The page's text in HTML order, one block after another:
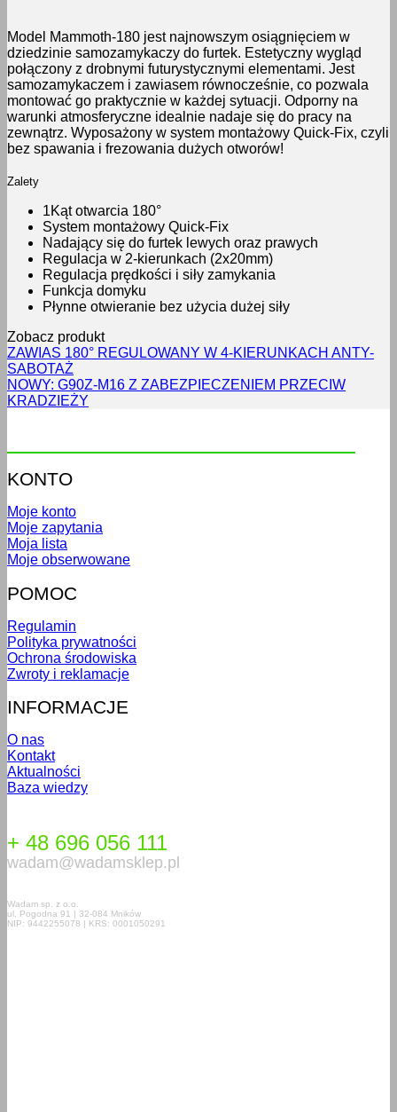
Model Mammoth-180 jest najnowszym osiągnięciem w
dziedzinie samozamykaczy do furtek. Estetyczny wygląd
połączony z drobnymi futurystycznymi elementami. Jest
samozamykaczem i zawiasem równocześnie, co pozwala
montować go praktycznie w każdej sytuacji. Odporny na
warunki atmosferyczne idealnie nadaje się do pracy na
zewnątrz. Wyposażony w system montażowy Quick-Fix, czyli
bez spawania i frezowania dużych otworów!
Zalety
1Kąt otwarcia 180°
System montażowy Quick-Fix
Nadający się do furtek lewych oraz prawych
Regulacja w 2-kierunkach (2x20mm)
Regulacja prędkości i siły zamykania
Funkcja domyku
Płynne otwieranie bez użycia dużej siły
Zobacz produkt
ZAWIAS 180° REGULOWANY W 4-KIERUNKACH ANTY-
SABOTAŻ
NOWY: G90Z-M16 Z ZABEZPIECZENIEM PRZECIW
KRADZIEŻY
KONTO
Moje konto
Moje zapytania
Moja lista
Moje obserwowane
POMOC
Regulamin
Polityka prywatności
Ochrona środowiska
Zwroty i reklamacje
INFORMACJE
O nas
Kontakt
Aktualności
Baza wiedzy
+ 48 696 056 111
wadam@wadamsklep.pl
Wadam sp. z o.o.
ul. Pogodna 91 | 32-084 Mników
NIP: 9442255078 | KRS: 0001050291